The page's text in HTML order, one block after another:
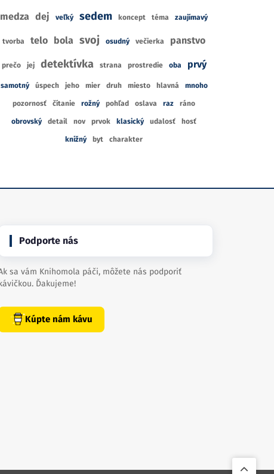
Olympu:
syn
BELETRIA
Město mečů
Robert Jackson Bennett
medza dej veľký sedem koncept téma zaujímavý
tvorba telo bola svoj osudný večierka panstvo
prečo jej detektívka strana prostredie oba prvý
samotný úspech jeho mier druh miesto hlavná mnoho
pozornosť čítanie rožný pohľad oslava raz ráno
obrovský detail nov prvok klasický udalosť hosť
knižný byt charakter
Podporte nás
sa vám Knihomola páči, môžete nás podporiť
Ďakujeme!
Kúpte nám kávu